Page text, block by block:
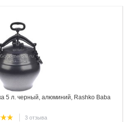
5 л. черный, алюминий, Rashko Baba
3 отзыва